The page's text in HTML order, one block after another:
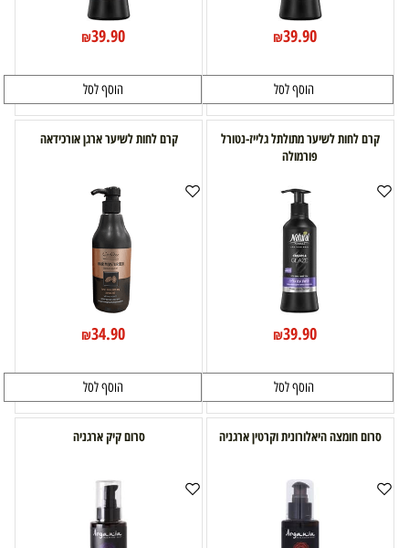
₪39.90
הוסף לסל
₪39.90
הוסף לסל
קרם לחות לשיער מתולתל גלייז-נטורל
פורמולה
₪39.90
הוסף לסל
קרם לחות לשיער ארגן אורכידאה
₪34.90
הוסף לסל
סרום חומצה היאלורונית וקרטין ארגניה סרום קיק ארגניה